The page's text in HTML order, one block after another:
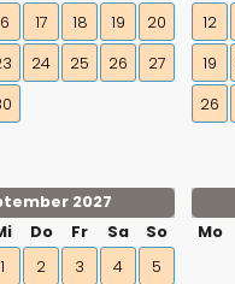
17 18 19
20
24 25 26
27
12
19
26
2027
Do Fr Sa
So
1
2 3 4 5
Mo